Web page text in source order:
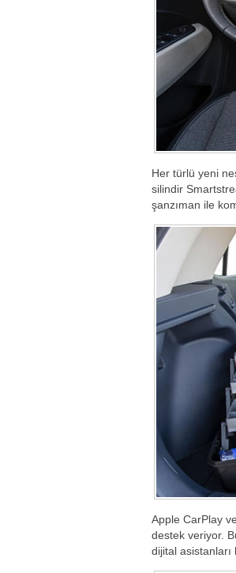
Her türlü yeni
silindir
şanzıman ile
Apple CarPlay
destek veriyor.
dijital asistanları